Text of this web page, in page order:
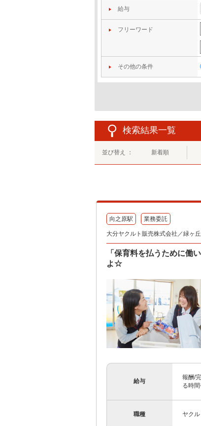
給与
フリーワード
その他の条件
検索結果一覧
並び替え ： 新着順
向之原駅 業務委託
大分ヤクルト販売株式会社／緑ヶ
「保育料を払うために働
よ☆
給与
報酬/
る時
職種 ヤク